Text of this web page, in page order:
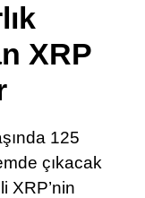
TikTok
Telegram
XRP
125
çıkacak
XRP’nin